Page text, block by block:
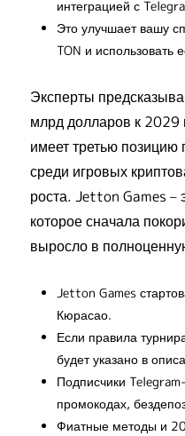
интеграцией с
Это улучшает вашу
TON и использовать
Эксперты
млрд долларов к 2029
имеет третью
среди игровых
роста. Jetton Games –
которое сначала
выросло в
Jetton Games
Кюрасао.
Если правила
будет указано в
Подписчики
промокодах,
Фиатные методы и